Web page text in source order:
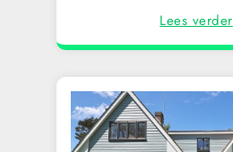
Lees verder